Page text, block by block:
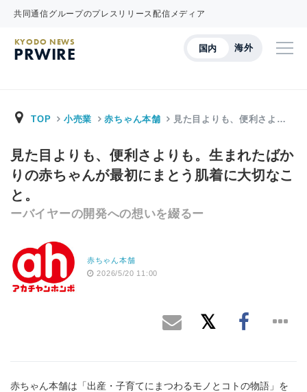
共同通信グループのプレスリリース配信メディア
国内 海外
KYODO NEWS
PRWIRE
TOP 小売業 赤ちゃん本舗 見た目よりも、便利さよ…
見た目よりも、便利さよりも。生まれたばか
りの赤ちゃんが最初にまとう肌着に大切なこ
と。
ーバイヤーの開発への想いを綴るー
赤ちゃん本舗
2026/5/20 11:00
赤ちゃん本舗は「出産・子育てにまつわるモノとコトの物語」を